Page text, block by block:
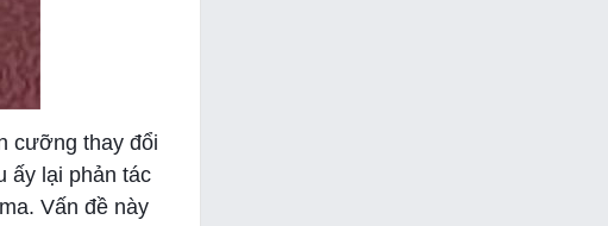
cưỡng thay đổi
ấy lại phản tác
Vấn đề này